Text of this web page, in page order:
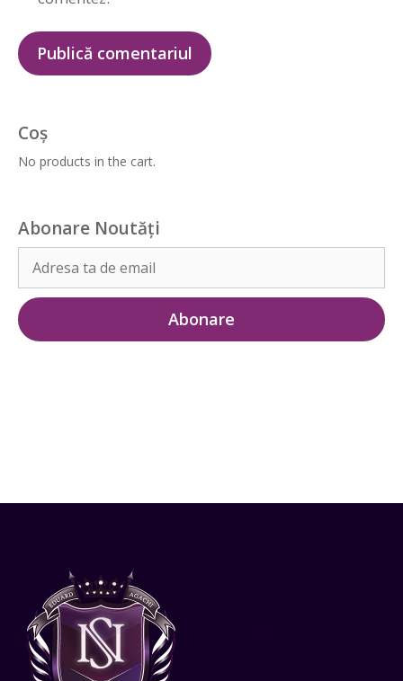
Coș
No products in the cart.
Abonare Noutăți